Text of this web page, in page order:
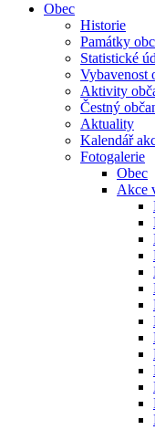
Obec
Historie
Památky
Statistické
Vybavenost
Aktivity
Čestný
Aktuality
Kalendář
Fotogalerie
Obec
Akce